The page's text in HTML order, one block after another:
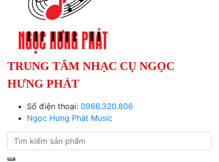
TRUNG TÂM NHẠC CỤ NGỌC
HƯNG PHÁT
Số điện thoại: 0986.320.806
Ngọc Hưng Phát Music